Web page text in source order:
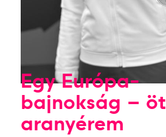
Egy Európa-
bajnokság – öt
aranyérem